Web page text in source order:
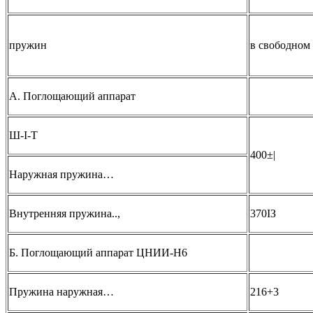
пружин в свободном
А. Поглощающий аппарат
Ш-І-Т
400±|
Наружная пружина…
Внутренняя пружина.., 370ІЗ
Б. Поглощающий аппарат ЦНИИ-Н6
Пружина наружная… 216+3